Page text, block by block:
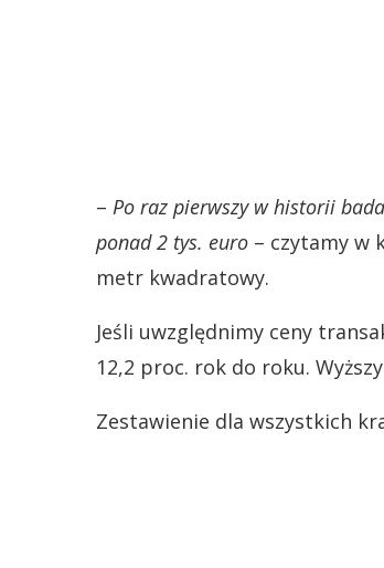
– Po raz pierwszy w historii
ponad 2 tys. euro – czytamy w
metr kwadratowy.
Jeśli uwzględnimy ceny
12,2 proc. rok do roku.
Zestawienie dla wszystkich